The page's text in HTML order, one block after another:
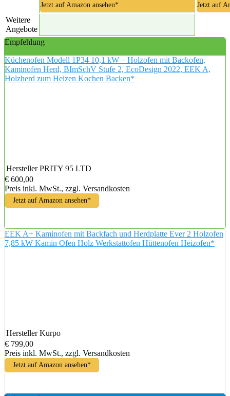
Jetzt auf Amazon ansehen* Jetzt auf
Weitere
Angebote
Empfehlung
Küchenofen Modell 1P34 10,1 kW – Holzofen mit Backofen,
Kaminofen Herd, BImSchV Stufe 2, EcoDesign 2022, EEK A,
Holzherd zum Heizen Kochen Backen*
Hersteller PRITY 95 LTD
€ 600,00
Preis inkl. MwSt., zzgl. Versandkosten
Jetzt auf Amazon ansehen*
EEK A+ Kaminofen mit Backfach und Herdplatte Ever 2 Holzofen
7,85 kW Kamin Ofen Holz Werkstattofen Hüttenofen Heizofen*
Hersteller Kurpo
€ 799,00
Preis inkl. MwSt., zzgl. Versandkosten
Jetzt auf Amazon ansehen*